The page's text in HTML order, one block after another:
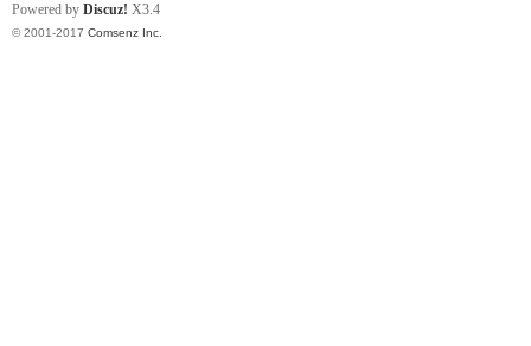
Powered by Discuz! X3.4
© 2001-2017 Comsenz Inc.